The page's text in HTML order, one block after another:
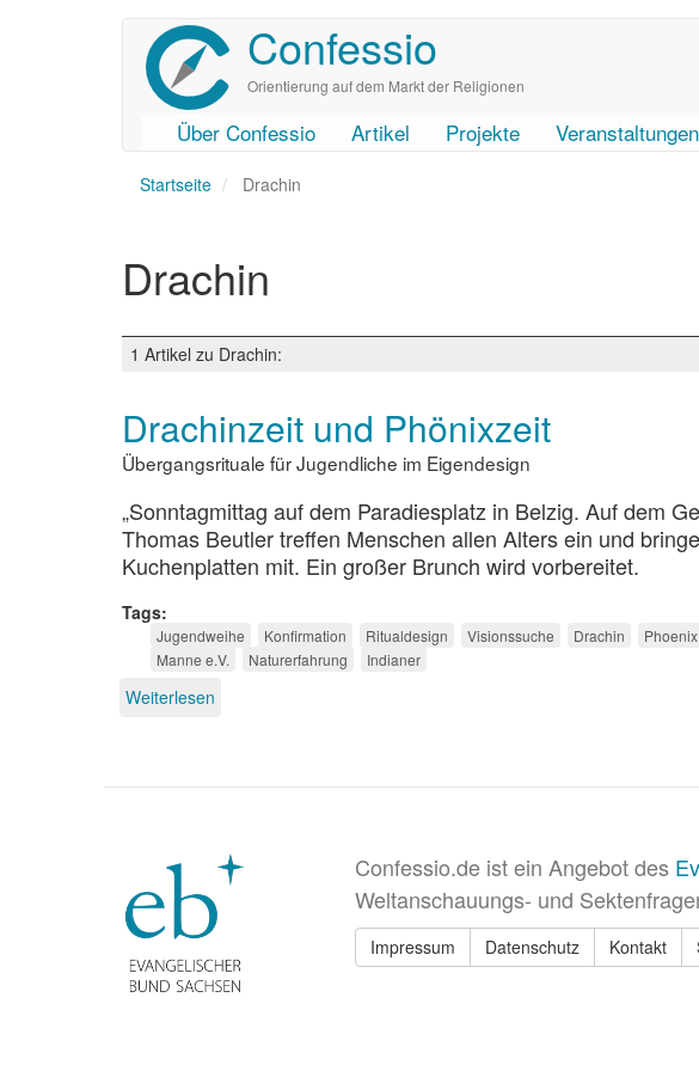
Confessio
Orientierung auf dem Markt der Religionen
User
account
Main
navigation
Über Confessio Artikel Projekte Veranstaltungen
Startseite Drachin
Drachin
1 Artikel zu Drachin:
Drachinzeit und Phönixzeit
Übergangsrituale für Jugendliche im Eigendesign
„Sonntagmittag auf dem Paradiesplatz in Belzig. Auf dem
Thomas Beutler treffen Menschen allen Alters ein und
Kuchenplatten mit. Ein großer Brunch wird vorbereitet.
Tags
Jugendweihe Konfirmation Ritualdesign Visionssuche Drachin Phoenix
Manne e.V.
Naturerfahrung Indianer
Weiterlesen
Confessio.de ist ein Angebot des
Weltanschauungs- und
Impressum Datenschutz Kontakt